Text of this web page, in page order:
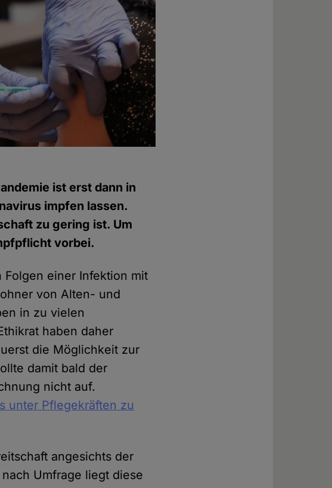
ist erst dann in
impfen lassen.
zu gering ist. Um
vorbei.
Folgen einer Infektion mit
von Alten- und
in zu vielen
haben daher
die Möglichkeit zur
damit bald der
nicht auf.
unter Pflegekräften zu
angesichts der
Umfrage liegt diese